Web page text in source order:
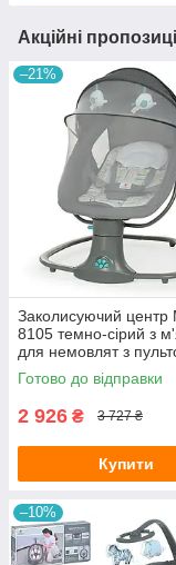
Акційні
–21%
Заколисуючий центр
8105 темно-сірий з
для немовлят з
та москітною сіткою
Готово до відправки
2 926 ₴ 3 727 ₴
Купити
–10%